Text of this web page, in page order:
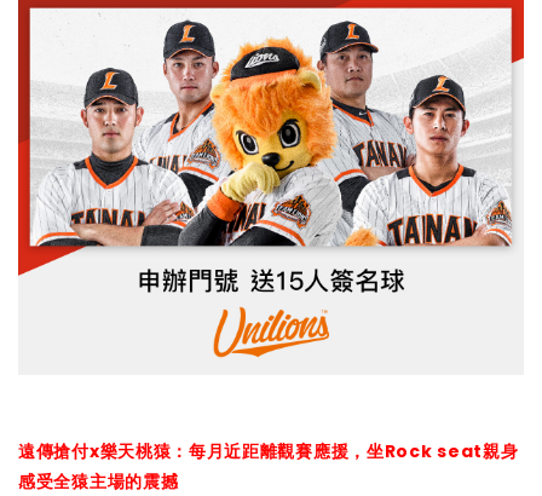
遠傳搶付x樂天桃猿：每月近距離觀賽應援，坐Rock seat親身
感受全猿主場的震撼